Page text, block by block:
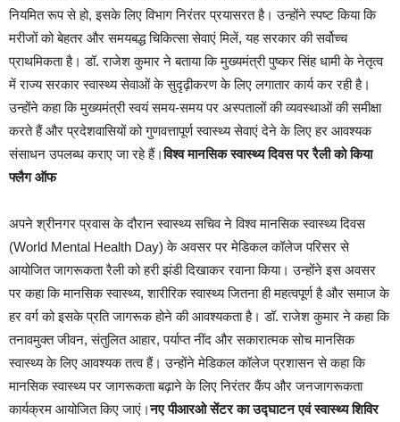
नियमित रूप से हो, इसके लिए विभाग निरंतर प्रयासरत है। उन्होंने स्पष्ट किया कि
मरीजों को बेहतर और समयबद्ध चिकित्सा सेवाएं मिलें, यह सरकार की सर्वोच्च
प्राथमिकता है। डॉ. राजेश कुमार ने बताया कि मुख्यमंत्री पुष्कर सिंह धामी के नेतृत्व
में राज्य सरकार स्वास्थ्य सेवाओं के सुदृढ़ीकरण के लिए लगातार कार्य कर रही है।
उन्होंने कहा कि मुख्यमंत्री स्वयं समय-समय पर अस्पतालों की व्यवस्थाओं की समीक्षा
करते हैं और प्रदेशवासियों को गुणवत्तापूर्ण स्वास्थ्य सेवाएं देने के लिए हर आवश्यक
संसाधन उपलब्ध कराए जा रहे हैं।विश्व मानसिक स्वास्थ्य दिवस पर रैली को किया
फ्लैग ऑफ
अपने श्रीनगर प्रवास के दौरान स्वास्थ्य सचिव ने विश्व मानसिक स्वास्थ्य दिवस
(World Mental Health Day) के अवसर पर मेडिकल कॉलेज परिसर से
आयोजित जागरूकता रैली को हरी झंडी दिखाकर रवाना किया। उन्होंने इस अवसर
पर कहा कि मानसिक स्वास्थ्य, शारीरिक स्वास्थ्य जितना ही महत्वपूर्ण है और समाज के
हर वर्ग को इसके प्रति जागरूक होने की आवश्यकता है। डॉ. राजेश कुमार ने कहा कि
तनावमुक्त जीवन, संतुलित आहार, पर्याप्त नींद और सकारात्मक सोच मानसिक
स्वास्थ्य के लिए आवश्यक तत्व हैं। उन्होंने मेडिकल कॉलेज प्रशासन से कहा कि
मानसिक स्वास्थ्य पर जागरूकता बढ़ाने के लिए निरंतर कैंप और जनजागरूकता
कार्यक्रम आयोजित किए जाएं।नए पीआरओ सेंटर का उद्घाटन एवं स्वास्थ्य शिविर